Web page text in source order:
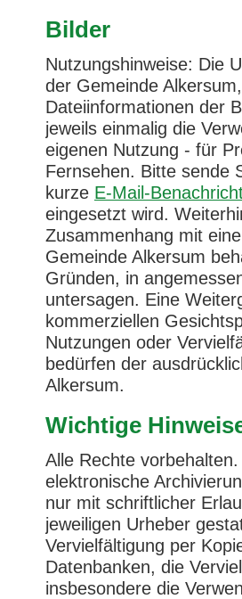
Bilder
Nutzungshinweise: Die
der Gemeinde
Dateiinformationen der
jeweils einmalig die
eigenen Nutzung - für
Fernsehen. Bitte sende
kurze E-Mail-
eingesetzt wird.
Zusammenhang mit
Gemeinde Alkersum
Gründen, in
untersagen. Eine
kommerziellen
Nutzungen oder
bedürfen der
Alkersum.
Wichtige
Alle Rechte
elektronische
nur mit schriftlicher
jeweiligen Urheber
Vervielfältigung per
Datenbanken, die
insbesondere die